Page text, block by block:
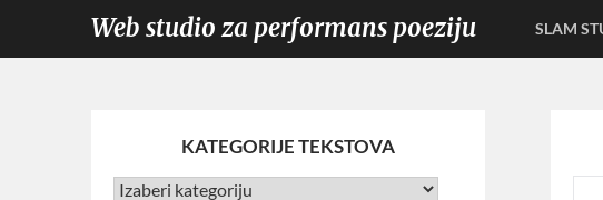
Web studio za performans poeziju SLAM
KATEGORIJE TEKSTOVA